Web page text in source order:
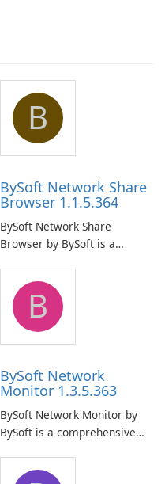
B
BySoft Network Share
Browser 1.1.5.364
BySoft Network Share
Browser by BySoft is a
application that allows users
to easily browse and manage
shared folders on their
network.
B
BySoft Network
Monitor 1.3.5.363
BySoft Network Monitor by
BySoft is a comprehensive
designed to help businesses